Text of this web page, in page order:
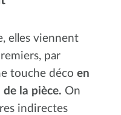
elles viennent
par
touche déco en
la pièce. On
indirectes